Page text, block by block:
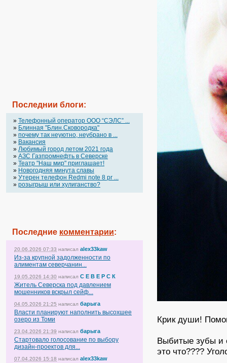
Последнии блоги:
» Телефонный оператор OOO “СЭЛС” ...
» Блинная "Блин.Сковородка"
» почему так неуютно, неубрано в ...
» Вакансия
» Любимый город летом 2021 года
» АЗС Газпромнефть в Северске
» Театр "Наш мир" приглашает!
» Новогодняя минута славы
» Утерен телефон Redmi note 8 pr ...
» розыгрыш или хулиганство?
Последние комментарии:
20.06.2026 07:33 написал alex33kaw
Из-за крупной задолженности по
алиментам северчанин...
19.05.2026 14:30 написал С Е В Е Р С К
Житель Северска под давлением
мошенников вскрыл сейф...
04.05.2026 21:25 написал барыга
Власти планируют наполнить высохшее
озеро из Томи
23.04.2026 21:39 написал барыга
Стартовало голосование по выбору
дизайн-проектов для...
07.04.2026 15:18 написал alex33kaw
Крик души!
Выбитые зубы и
это что????